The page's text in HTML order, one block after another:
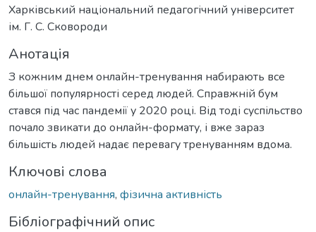
Харківський національний педагогічний університет
ім. Г. С. Сковороди
Анотація
З кожним днем онлайн-тренування набирають все
більшої популярності серед людей. Справжній бум
стався під час пандемії у 2020 році. Від тоді суспільство
почало звикати до онлайн-формату, і вже зараз
більшість людей надає перевагу тренуванням вдома.
Ключові слова
онлайн-тренування, фізична активність
Бібліографічний опис